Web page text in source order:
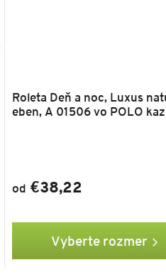
Roleta Deň a noc, Luxus
eben, A 01506 vo POLO
od €38,22
Vyberte rozmer